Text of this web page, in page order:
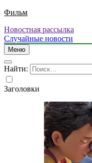
Фильм
Новостная рассылка
Случайные новости
Меню
Найти:
Заголовки